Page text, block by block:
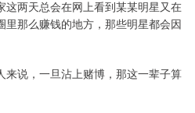
这两天总会在网上看到某某明星又在
那么赚钱的地方，那些明星都会因
来说，一旦沾上赌博，那这一辈子算